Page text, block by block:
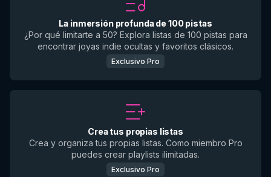
La inmersión profunda de 100 pistas
¿Por qué limitarte a 50? Explora listas de 100 pistas para
encontrar joyas indie ocultas y favoritos clásicos.
Exclusivo Pro
Crea tus propias listas
Crea y organiza tus propias listas. Como miembro Pro
puedes crear playlists ilimitadas.
Exclusivo Pro